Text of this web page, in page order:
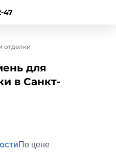
47
отделки
для
в Санкт-
По цене